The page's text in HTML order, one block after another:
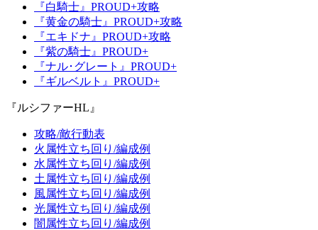
『白騎士』PROUD+攻略
『黄金の騎士』PROUD+攻略
『エキドナ』PROUD+攻略
『紫の騎士』PROUD+
『ナル･グレート』PROUD+
『ギルベルト』PROUD+
『ルシファーHL』
攻略/敵行動表
火属性立ち回り/編成例
水属性立ち回り/編成例
土属性立ち回り/編成例
風属性立ち回り/編成例
光属性立ち回り/編成例
闇属性立ち回り/編成例